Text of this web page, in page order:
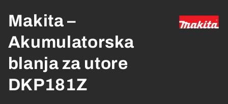
Makita –
Akumulatorska
blanja za utore
DKP181Z